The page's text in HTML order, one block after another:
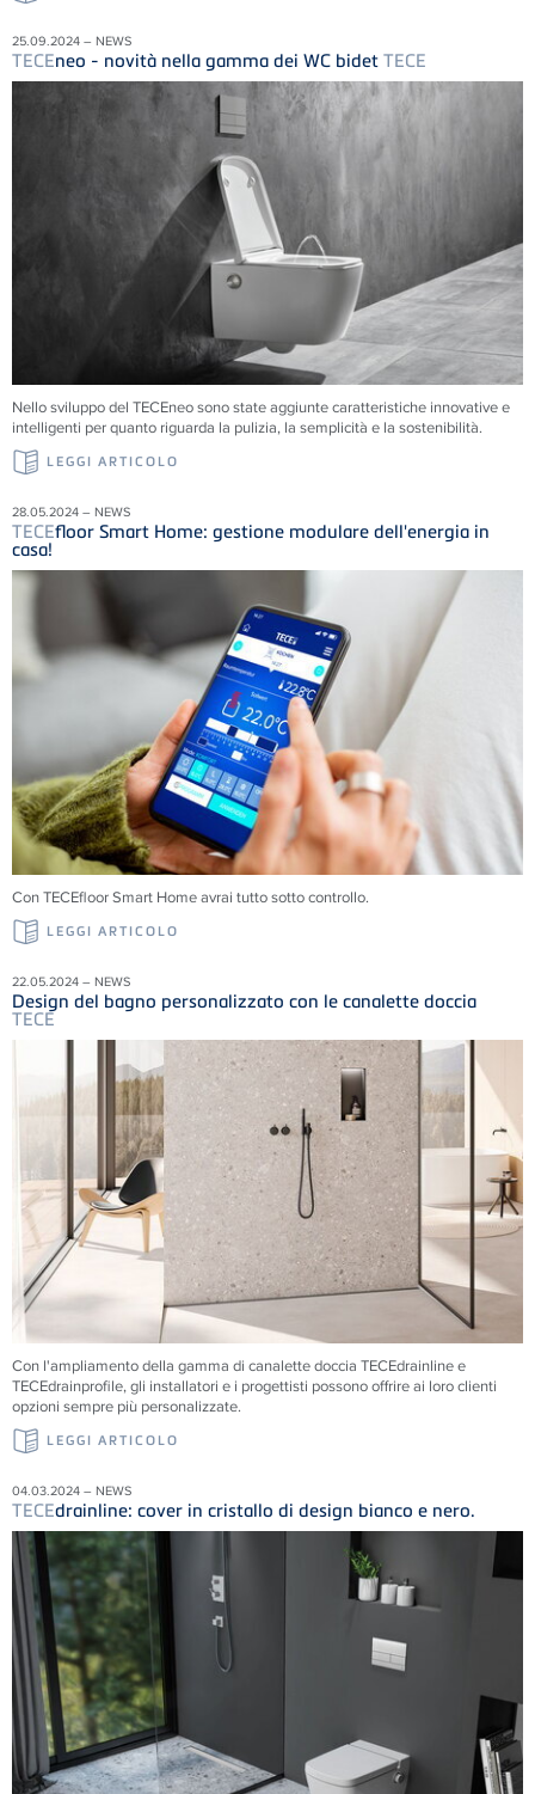
25.09.2024 – NEWS
TECEneo - novità nella gamma dei WC bidet TECE
Nello sviluppo del TECEneo sono state aggiunte caratteristiche innovative e
intelligenti per quanto riguarda la pulizia, la semplicità e la sostenibilità.
LEGGI ARTICOLO
28.05.2024 – NEWS
TECEfloor Smart Home: gestione modulare dell'energia in
casa!
Con TECEfloor Smart Home avrai tutto sotto controllo.
LEGGI ARTICOLO
22.05.2024 – NEWS
Design del bagno personalizzato con le canalette doccia
TECE
Con l'ampliamento della gamma di canalette doccia TECEdrainline e
TECEdrainprofile, gli installatori e i progettisti possono offrire ai loro clienti
opzioni sempre più personalizzate.
LEGGI ARTICOLO
04.03.2024 – NEWS
TECEdrainline: cover in cristallo di design bianco e nero.